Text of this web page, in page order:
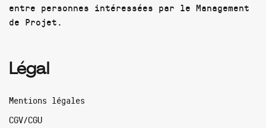
entre personnes intéressées par le Management
de Projet.
Légal
Mentions légales
CGV/CGU